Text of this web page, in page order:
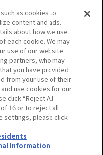
ポリシー
する保護方針
著作権・商標について
応方針
as cookies to
content and ads.
about how we use
each cookie. We may
use of our website
partners, who may
you have provided
from your use of their
use cookies for our
click “Reject All
16 or to reject all
settings, please click
Information